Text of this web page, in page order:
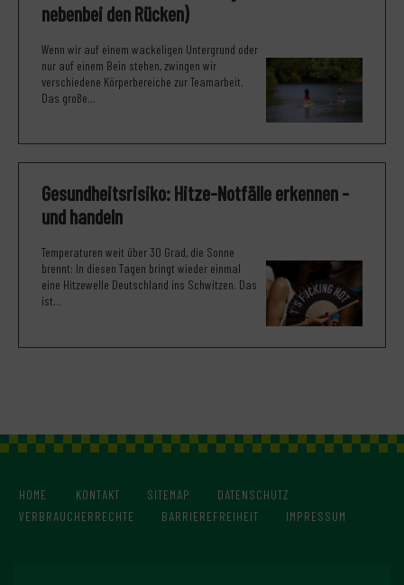
nebenbei den Rücken)
Wenn wir auf einem wackeligen Untergrund oder
nur auf einem Bein stehen, zwingen wir
verschiedene Körperbereiche zur Teamarbeit.
Das große...
Gesundheitsrisiko: Hitze-Notfälle erkennen -
und handeln
Temperaturen weit über 30 Grad, die Sonne
brennt: In diesen Tagen bringt wieder einmal
eine Hitzewelle Deutschland ins Schwitzen. Das
ist...
HOME KONTAKT SITEMAP
DATENSCHUTZ
VERBRAUCHERRECHTE
BARRIEREFREIHEIT IMPRESSUM